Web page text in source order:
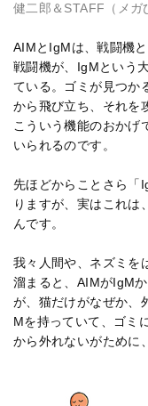
健二郎＆STAFF（メガ
AIMとIgMは、戦闘機
戦闘機が、IgMという
ている。ゴミが見つか
から飛び立ち、それを
こういう機能のおかげ
いられるのです。
先ほどからことさら「
りますが、実はこれは
んです。
我々人間や、ネズミを
溜まると、AIMがIgM
が、猫だけがなぜか、
Mを持っていて、ゴミ
から外れないがために